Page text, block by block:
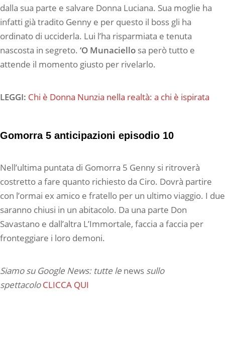
dalla sua parte e salvare Donna Luciana. Sua moglie ha
infatti già tradito Genny e per questo il boss gli ha
ordinato di ucciderla. Lui l’ha risparmiata e tenuta
nascosta in segreto. ‘O Munaciello sa però tutto e
attende il momento giusto per rivelarlo.
LEGGI: Chi è Donna Nunzia nella realtà: a chi è ispirata
Gomorra 5 anticipazioni episodio 10
Nell’ultima puntata di Gomorra 5 Genny si ritroverà
costretto a fare quanto richiesto da Ciro. Dovrà partire
con l’ormai ex amico e fratello per un ultimo viaggio. I due
saranno chiusi in un abitacolo. Da una parte Don
Savastano e dall’altra L’Immortale, faccia a faccia per
fronteggiare i loro demoni.
Siamo su Google News: tutte le news sullo
spettacoloCLICCA QUI